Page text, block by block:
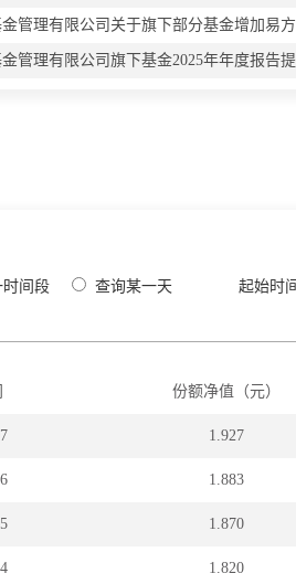
管理有限公司关于旗下部分基金增加易
管理有限公司旗下基金2025年年度报告
间段 查询某一天 起始时
份额净值（元）
1.927
1.883
1.870
1.820